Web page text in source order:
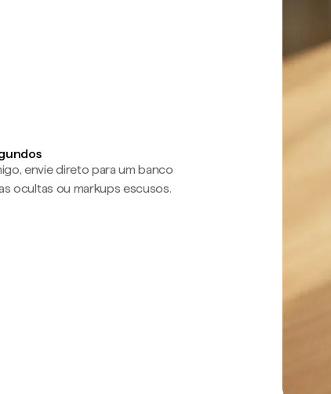
envie direto para um banco
ocultas ou markups escusos.